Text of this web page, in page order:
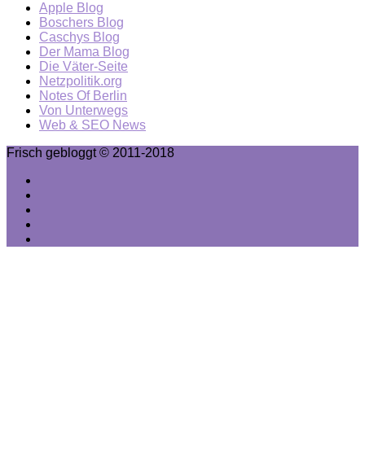
Apple Blog
Boschers Blog
Caschys Blog
Der Mama Blog
Die Väter-Seite
Netzpolitik.org
Notes Of Berlin
Von Unterwegs
Web & SEO News
Frisch gebloggt © 2011-2018